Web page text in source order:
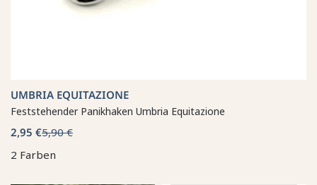
UMBRIA EQUITAZIONE
Feststehender Panikhaken Umbria Equitazione
2,95 €5,90 €
2 Farben